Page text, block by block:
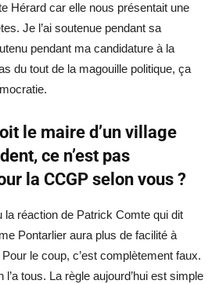
Hérard car elle nous présentait une
Je l’ai soutenue pendant sa
pendant ma candidature à la
du tout de la magouille politique, ça
le maire d’un village
ce n’est pas
la CCGP selon vous ?
la réaction de Patrick Comte qui dit
Pontarlier aura plus de facilité à
le coup, c’est complètement faux.
l’a tous. La règle aujourd’hui est simple